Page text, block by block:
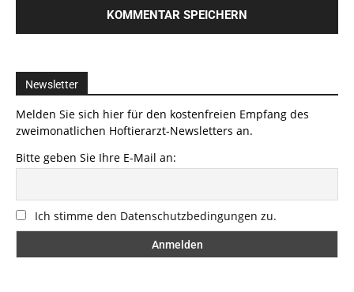
Newsletter
Melden Sie sich hier für den kostenfreien Empfang des
zweimonatlichen Hoftierarzt-Newsletters an.
Bitte geben Sie Ihre E-Mail an:
Ich stimme den Datenschutzbedingungen zu.